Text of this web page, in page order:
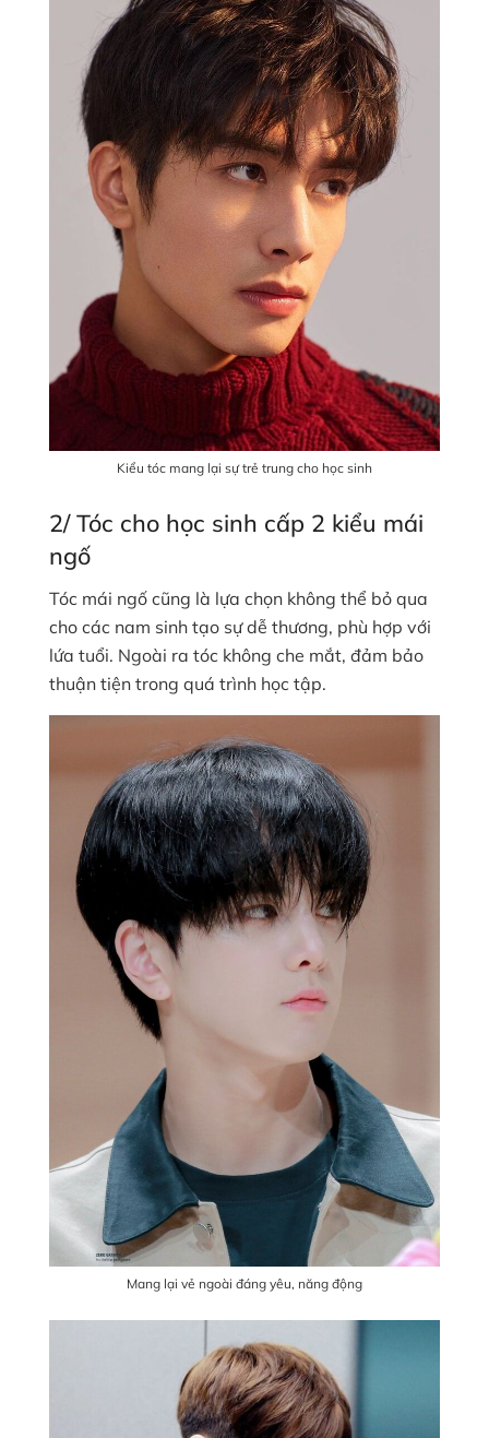
Kiểu tóc mang lại sự trẻ trung cho học sinh
2/ Tóc cho học sinh cấp 2 kiểu mái
ngố
Tóc mái ngố cũng là lựa chọn không thể bỏ qua
cho các nam sinh tạo sự dễ thương, phù hợp với
lứa tuổi. Ngoài ra tóc không che mắt, đảm bảo
thuận tiện trong quá trình học tập.
Mang lại vẻ ngoài đáng yêu, năng động